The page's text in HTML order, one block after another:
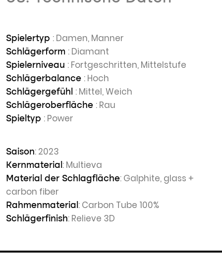
Spielertyp : Damen, Manner
Schlägerform : Diamant
Spielerniveau : Fortgeschritten, Mittelstufe
Schlägerbalance : Hoch
Schlägergefühl : Mittel, Weich
Schlägeroberfläche : Rau
Spieltyp : Power
Saison: 2023
Kernmaterial : Multieva
Material der Schlagfläche: Galphite, glass +
carbon fiber
Rahmenmaterial : Carbon Tube 100%
Schlägerfinish: Relieve 3D